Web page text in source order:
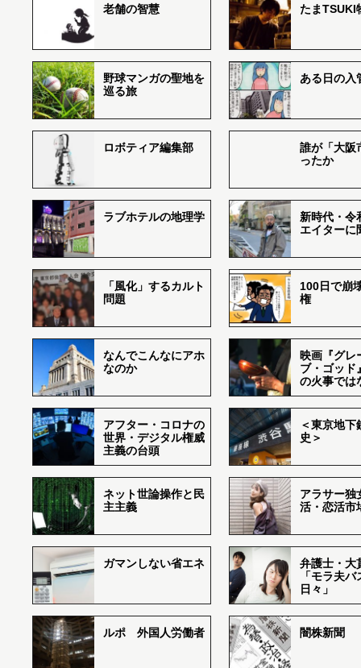
老舗の智慧 たまTSUKI
野球マンガの聖地を
巡る旅
ある日の入
ロボティア編集部
誰が「大阪
ったか
ラブホテルの地理学
新時代・令
エイターに
「風化」するカルト
問題
100日で崩
権
なんでこんなにアホ
なのか
映画『グレ
ブ・ゴッド
の火事では
アフター・コロナの
世界・デジタル権威
主義の台頭
＜東京地下
史＞
ネット世論操作と民
主主義
アラサー独
活・恋活市
ガマンしない省エネ
弁護士・大
「モラ夫
日々」
ルポ 外国人労働者 闇株新聞